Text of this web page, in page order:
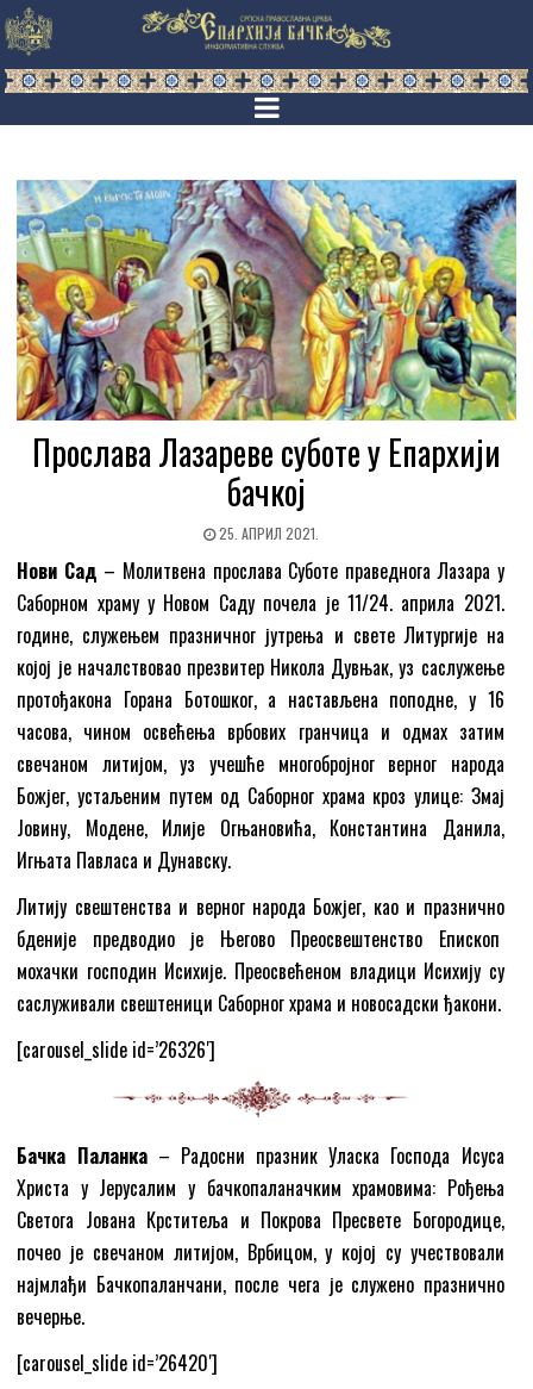
Прослава Лазареве суботе у Епархији
бачкој
25. АПРИЛ 2021.
Нови Сад – Mолитвена прослава Суботе праведнога Лазара у
Саборном храму у Новом Саду почела је 11/24. априла 2021.
године, служењем празничног јутрења и свете Литургије на
којој је началствовао презвитер Никола Дувњак, уз саслужење
протођакона Горана Ботошког, а настављена поподне, у 16
часова, чином освећења врбових гранчица и одмах затим
свечаном литијом, уз учешће многобројног верног народа
Божјег, устаљеним путем од Саборног храма кроз улице: Змај
Јовину, Модене, Илије Огњановића, Константина Данила,
Игњата Павласа и Дунавску.
Литију свештенства и верног народа Божјег, као и празнично
бденије предводио је Његово Преосвештенство Епископ
мохачки господин Исихије. Преосвећеном владици Исихију су
саслуживали свештеници Саборног храма и новосадски ђакони.
[carousel_slide id=’26326′]
Бачка Паланка– Радосни празник Уласка Господа Исуса
Христа у Јерусалим у бачкопаланачким храмовима: Рођења
Светога Јована Крститеља и Покрова Пресвете Богородице,
почео је свечаном литијом, Врбицом, у којој су учествовали
најмлађи Бачкопаланчани, после чега је служено празнично
вечерње.
[carousel_slide id=’26420′]